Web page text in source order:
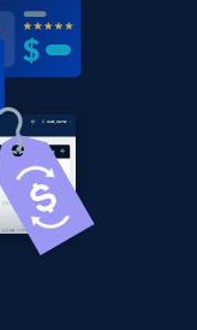
- Collects
URL
Initial
count, and